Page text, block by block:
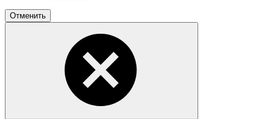
Отменить